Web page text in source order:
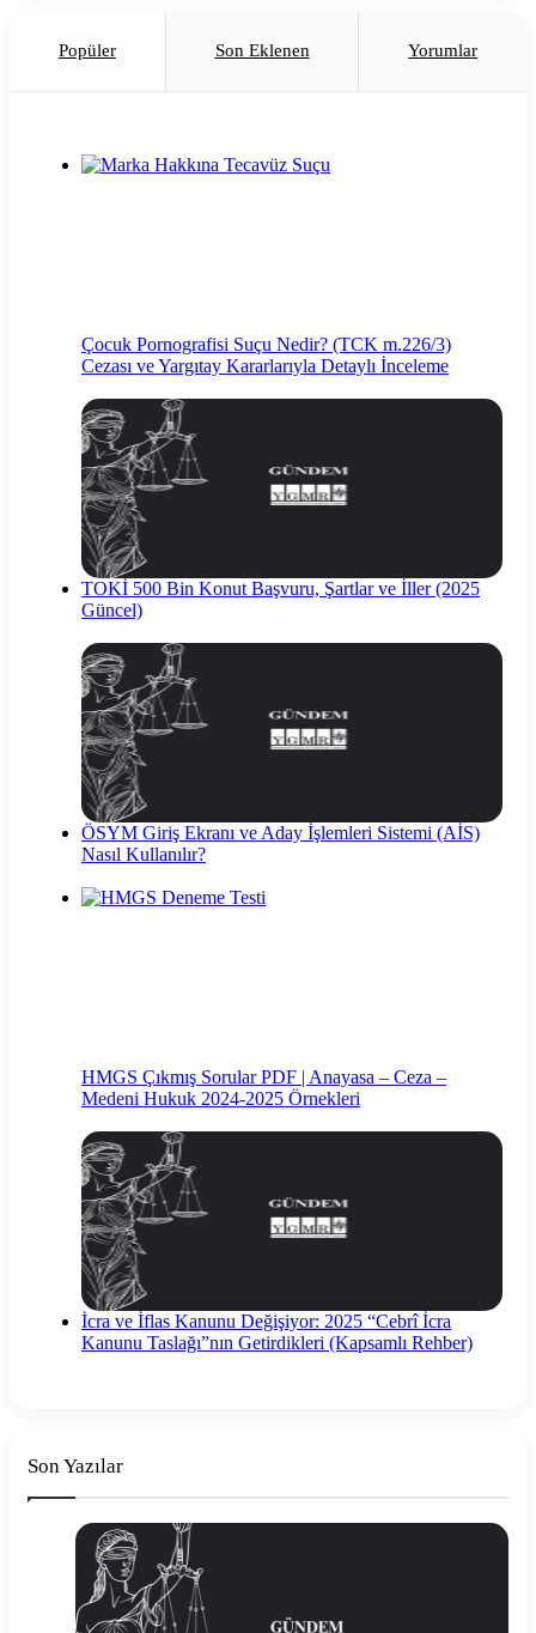
Popüler Son Eklenen Yorumlar
Çocuk Pornografisi Suçu Nedir? (TCK m.226/3)
Cezası ve Yargıtay Kararlarıyla Detaylı İnceleme
TOKİ 500 Bin Konut Başvuru, Şartlar ve İller (2025
Güncel)
ÖSYM Giriş Ekranı ve Aday İşlemleri Sistemi (AİS)
Nasıl Kullanılır?
HMGS Çıkmış Sorular PDF | Anayasa – Ceza –
Medeni Hukuk 2024-2025 Örnekleri
İcra ve İflas Kanunu Değişiyor: 2025 “Cebrî İcra
Kanunu Taslağı”nın Getirdikleri (Kapsamlı Rehber)
Son Yazılar